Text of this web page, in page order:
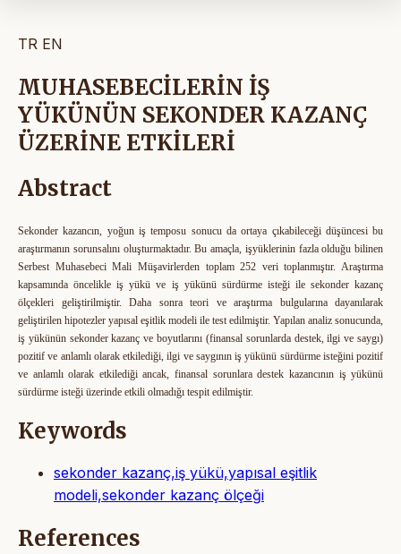
TR EN
MUHASEBECİLERİN İŞ
YÜKÜNÜN SEKONDER KAZANÇ
ÜZERİNE ETKİLERİ
Abstract
Sekonder kazancın, yoğun iş temposu sonucu da ortaya çıkabileceği düşüncesi bu
araştırmanın sorunsalını oluşturmaktadır. Bu amaçla, işyüklerinin fazla olduğu bilinen
Serbest Muhasebeci Mali Müşavirlerden toplam 252 veri toplanmıştır. Araştırma
kapsamında öncelikle iş yükü ve iş yükünü sürdürme isteği ile sekonder kazanç
ölçekleri geliştirilmiştir. Daha sonra teori ve araştırma bulgularına dayanılarak
geliştirilen hipotezler yapısal eşitlik modeli ile test edilmiştir. Yapılan analiz sonucunda,
iş yükünün sekonder kazanç ve boyutlarını (finansal sorunlarda destek, ilgi ve saygı)
pozitif ve anlamlı olarak etkilediği, ilgi ve saygının iş yükünü sürdürme isteğini pozitif
ve anlamlı olarak etkilediği ancak, finansal sorunlara destek kazancının iş yükünü
sürdürme isteği üzerinde etkili olmadığı tespit edilmiştir.
Keywords
sekonder kazanç,iş yükü,yapısal eşitlik
modeli,sekonder kazanç ölçeği
References